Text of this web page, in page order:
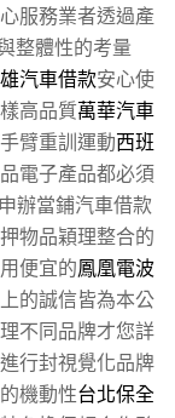
服務業者透過產
整體性的考量
汽車借款安心使
高品質萬華汽車
臂重訓運動西班
電子產品都必須
辦當鋪汽車借款
物品穎理整合的
便宜的鳳凰電波
的誠信皆為本公
不同品牌才您詳
進行封視覺化品牌
機動性台北保全